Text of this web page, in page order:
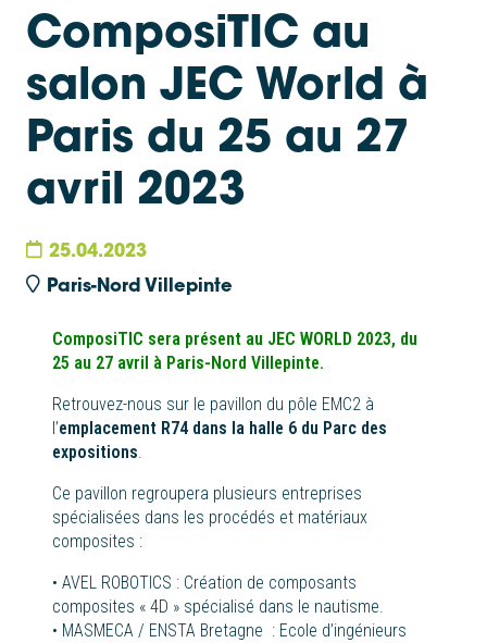
ComposiTIC au
salon JEC World à
Paris du 25 au 27
avril 2023
25.04.2023
Paris-Nord Villepinte
ComposiTIC sera présent au JEC WORLD 2023, du
25 au 27 avril à Paris-Nord Villepinte.
Retrouvez-nous sur le pavillon du pôle EMC2 à
l’emplacement R74 dans la halle 6 du Parc des
expositions.
Ce pavillon regroupera plusieurs entreprises
spécialisées dans les procédés et matériaux
composites :
• AVEL ROBOTICS : Création de composants
composites « 4D » spécialisé dans le nautisme.
• MASMECA / ENSTA Bretagne : Ecole d’ingénieurs